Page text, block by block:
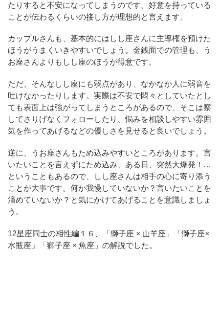
たりすると不安になってしまうのです。好意を持っている
ことが伝わるくらいの接し方が理想的と言えます。
カップルさんも、基本的にはしし座さんに主導権を預けた
ほうがうまくいきやすいでしょう。金銭面での管理も、う
お座さんよりもしし座のほうが得意です。
ただ、そんなしし座にも弱点があり、なかなか人に弱音を
吐けなかったりします。実際は不安で悶々としていたとし
ても表面上は強がってしまうところがあるので、そこは察
してさりげなくフォローしたり、悩みを相談しやすい雰囲
気を作ってあげるなどの優しさを見せると良いでしょう。
逆に、うお座さんもため込みやすいところがあります。言
いたいことを言えずにため込み、ある日、突然大爆発！…
ということもあるので、しし座さんは相手の心に寄り添う
ことが大事です。何か我慢していないか？言いたいことを
溜めていないか？と気にかけてあげることを意識しましょ
う。
12星座同士の相性編１６、「獅子座 × 山羊座」「獅子座×
水瓶座」「獅子座 × 魚座」の解説でした。